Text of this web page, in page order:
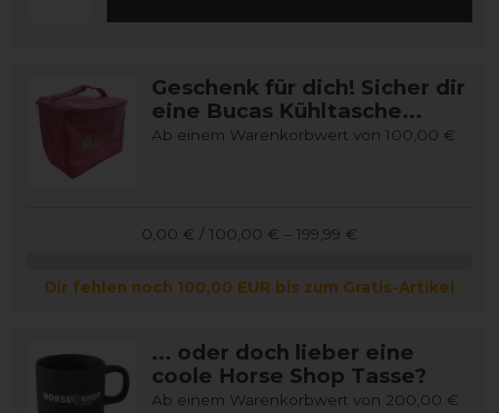
Geschenk für dich! Sicher dir
eine Bucas Kühltasche...
Ab einem Warenkorbwert von 100,00 €
0,00 € / 100,00 € – 199,99 €
Dir fehlen noch 100,00 EUR bis zum Gratis-Artikel
... oder doch lieber eine
coole Horse Shop Tasse?
Ab einem Warenkorbwert von 200,00 €